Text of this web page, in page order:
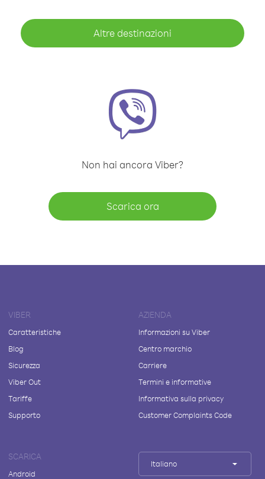
Altre destinazioni
Non hai ancora Viber?
Scarica ora
VIBER
Caratteristiche
Blog
Sicurezza
Viber Out
Tariffe
Supporto
AZIENDA
Informazioni su Viber
Centro marchio
Carriere
Termini e informative
Informativa sulla privacy
Customer Complaints Code
SCARICA
Android
Italiano